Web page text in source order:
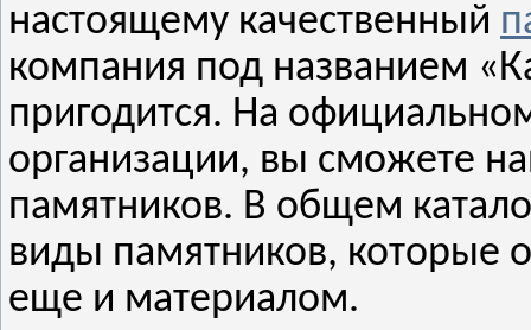
настоящему качественный
компания под названием
пригодится. На
организации, вы сможете
памятников. В общем
виды памятников, которые
еще и материалом.